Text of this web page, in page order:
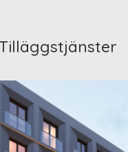
Tilläggstjänster